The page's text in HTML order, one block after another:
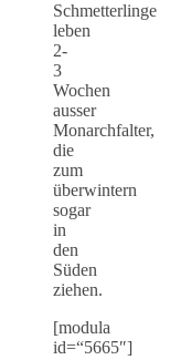
Schmetterlinge
leben
2-
3
Wochen
ausser
Monarchfalter,
die
zum
überwintern
sogar
in
den
Süden
ziehen.
[modula
id=“5665″]